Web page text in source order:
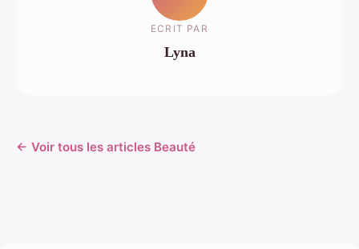
ECRIT PAR
Lyna
← Voir tous les articles Beauté